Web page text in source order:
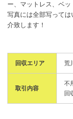
ー、マットレス、ベッ
写真には全部写って
介致します！
回収エリア 荒
取引内容
不
回